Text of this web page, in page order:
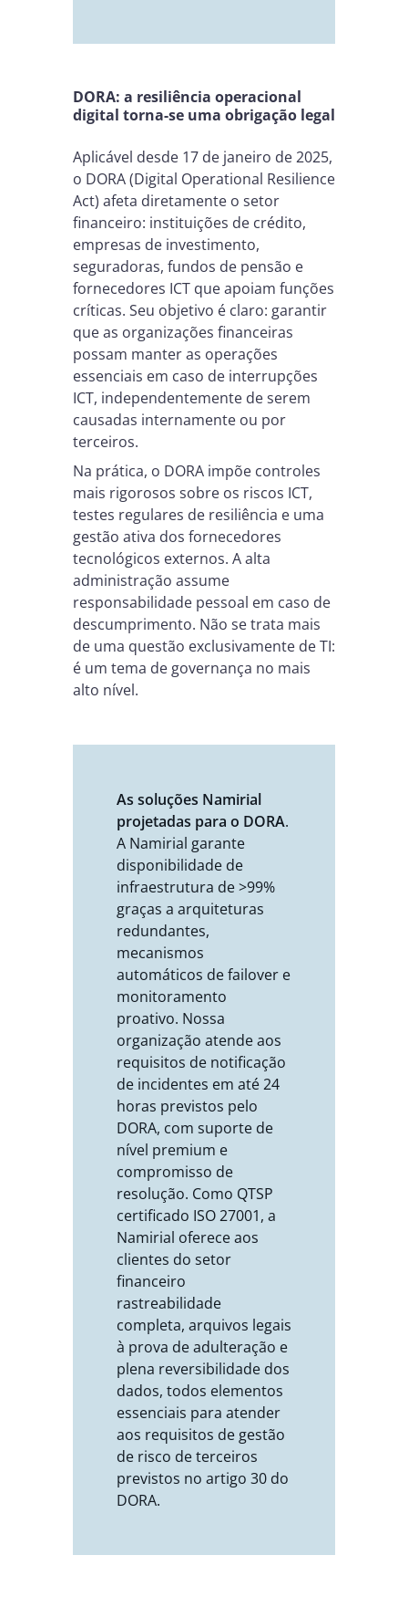
DORA: a resiliência operacional
digital torna-se uma obrigação legal
Aplicável desde 17 de janeiro de 2025,
o DORA (Digital Operational Resilience
Act) afeta diretamente o setor
financeiro: instituições de crédito,
empresas de investimento,
seguradoras, fundos de pensão e
fornecedores ICT que apoiam funções
críticas. Seu objetivo é claro: garantir
que as organizações financeiras
possam manter as operações
essenciais em caso de interrupções
ICT, independentemente de serem
causadas internamente ou por
terceiros.
Na prática, o DORA impõe controles
mais rigorosos sobre os riscos ICT,
testes regulares de resiliência e uma
gestão ativa dos fornecedores
tecnológicos externos. A alta
administração assume
responsabilidade pessoal em caso de
descumprimento. Não se trata mais
de uma questão exclusivamente de TI:
é um tema de governança no mais
alto nível.
As soluções Namirial
projetadas para o DORA.
A Namirial garante
disponibilidade de
infraestrutura de >99%
graças a arquiteturas
redundantes,
mecanismos
automáticos de failover e
monitoramento
proativo. Nossa
organização atende aos
requisitos de notificação
de incidentes em até 24
horas previstos pelo
DORA, com suporte de
nível premium e
compromisso de
resolução. Como QTSP
certificado ISO 27001, a
Namirial oferece aos
clientes do setor
financeiro
rastreabilidade
completa, arquivos legais
à prova de adulteração e
plena reversibilidade dos
dados, todos elementos
essenciais para atender
aos requisitos de gestão
de risco de terceiros
previstos no artigo 30 do
DORA.